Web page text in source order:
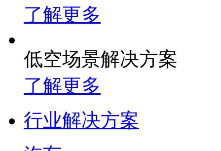
了解更多
低空场景解决方案
了解更多
行业解决方案